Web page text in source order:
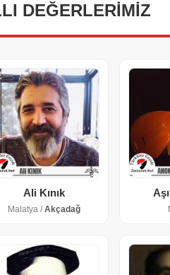
DEĞERLERIMIZ
Ali Kınık
Malatya /Akçadağ